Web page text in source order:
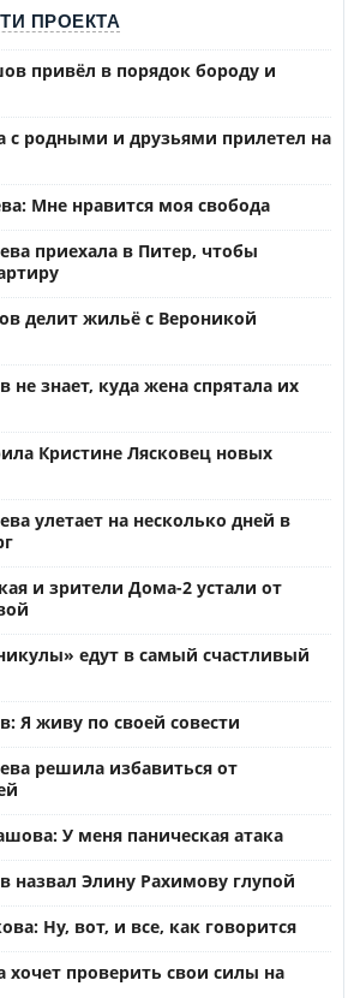
ПРОЕКТА
привёл в порядок бороду и
с родными и друзьями прилетел на
Мне нравится моя свобода
приехала в Питер, чтобы
делит жильё с Вероникой
не знает, куда жена спрятала их
Кристине Лясковец новых
улетает на несколько дней в
и зрители Дома-2 устали от
едут в самый счастливый
Я живу по своей совести
решила избавиться от
У меня паническая атака
назвал Элину Рахимову глупой
Ну, вот, и все, как говорится
хочет проверить свои силы на